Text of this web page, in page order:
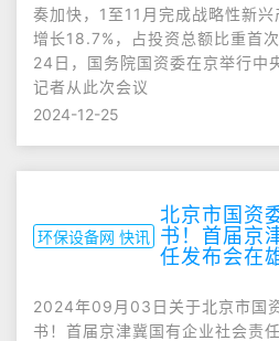
奏加快，1至11月完成战略性新
增长18.7%，占投资总额比重首
24日，国务院国资委在京举行中
记者从此次会议
2024-12-25
环保设备网 快讯
北京市国资
书！首届京
任发布会在
2024年09月03日关于北京市国
书！首届京津冀国有企业社会责